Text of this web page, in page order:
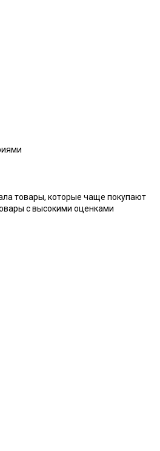
товары, которые чаще покупают
с высокими оценками